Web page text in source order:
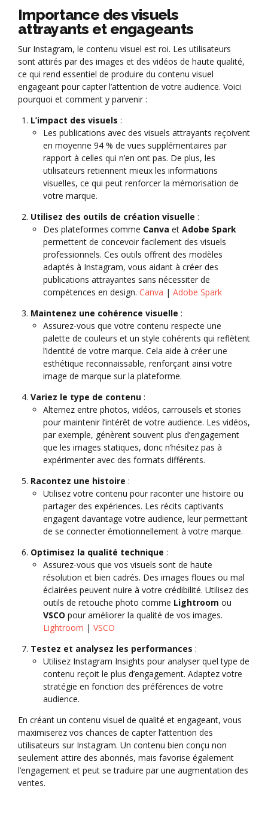
Importance des visuels
attrayants et engageants
Sur Instagram, le contenu visuel est roi. Les utilisateurs
sont attirés par des images et des vidéos de haute qualité,
ce qui rend essentiel de produire du contenu visuel
engageant pour capter l’attention de votre audience. Voici
pourquoi et comment y parvenir :
L’impact des visuels :
Les publications avec des visuels attrayants reçoivent
en moyenne 94 % de vues supplémentaires par
rapport à celles qui n’en ont pas. De plus, les
utilisateurs retiennent mieux les informations
visuelles, ce qui peut renforcer la mémorisation de
votre marque.
Utilisez des outils de création visuelle :
Des plateformes comme Canva et Adobe Spark
permettent de concevoir facilement des visuels
professionnels. Ces outils offrent des modèles
adaptés à Instagram, vous aidant à créer des
publications attrayantes sans nécessiter de
compétences en design. Canva | Adobe Spark
Maintenez une cohérence visuelle :
Assurez-vous que votre contenu respecte une
palette de couleurs et un style cohérents qui reflètent
l’identité de votre marque. Cela aide à créer une
esthétique reconnaissable, renforçant ainsi votre
image de marque sur la plateforme.
Variez le type de contenu :
Alternez entre photos, vidéos, carrousels et stories
pour maintenir l’intérêt de votre audience. Les vidéos,
par exemple, génèrent souvent plus d’engagement
que les images statiques, donc n’hésitez pas à
expérimenter avec des formats différents.
Racontez une histoire :
Utilisez votre contenu pour raconter une histoire ou
partager des expériences. Les récits captivants
engagent davantage votre audience, leur permettant
de se connecter émotionnellement à votre marque.
Optimisez la qualité technique :
Assurez-vous que vos visuels sont de haute
résolution et bien cadrés. Des images floues ou mal
éclairées peuvent nuire à votre crédibilité. Utilisez des
outils de retouche photo comme Lightroom ou
VSCO pour améliorer la qualité de vos images.
Lightroom | VSCO
Testez et analysez les performances :
Utilisez Instagram Insights pour analyser quel type de
contenu reçoit le plus d’engagement. Adaptez votre
stratégie en fonction des préférences de votre
audience.
En créant un contenu visuel de qualité et engageant, vous
maximiserez vos chances de capter l’attention des
utilisateurs sur Instagram. Un contenu bien conçu non
seulement attire des abonnés, mais favorise également
l’engagement et peut se traduire par une augmentation des
ventes.